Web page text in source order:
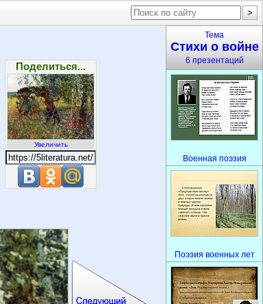
Поделиться...
Увеличить
Тема
Стихи о войне
6 презентаций
Военная поэзия
Поэзия военных лет